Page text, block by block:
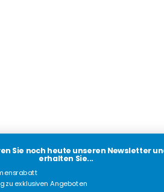
Sie noch heute unseren Newsletter
erhalten Sie...
zu exklusiven Angeboten